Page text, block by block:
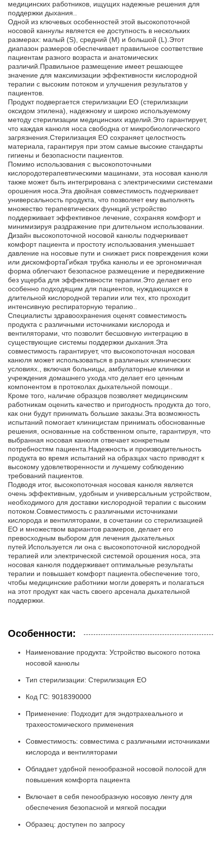
медицинских работников, ищущих надежные решения для
поддержки дыхания..
Одной из ключевых особенностей этой высокопоточной
носовой каннулы является ее доступность в нескольких
размерах: малый (S), средний (M) и большой (L).Этот
диапазон размеров обеспечивает правильное соответствие
пациентам разного возраста и анатомических
различий.Правильное размещение имеет решающее
значение для максимизации эффективности кислородной
терапии с высоким потоком и улучшения результатов у
пациентов.
Продукт подвергается стерилизации EO (стерилизации
оксидом этилена), надежному и широко используемому
методу стерилизации медицинских изделий.Это гарантирует,
что каждая канюля носа свободна от микробиологического
загрязнения.Стерилизация EO сохраняет целостность
материала, гарантируя при этом самые высокие стандарты
гигиены и безопасности пациентов.
Помимо использования с высокопоточными
кислородотерапевтическими машинами, эта носовая канюля
также может быть интегрирована с электрическими системами
орошения носа.Эта двойная совместимость подчеркивает
универсальность продукта, что позволяет ему выполнять
множество терапевтических функций.устройство
поддерживает эффективное лечение, сохраняя комфорт и
минимизируя раздражение при длительном использовании.
Дизайн высокопоточной носовой канюлы подчеркивает
комфорт пациента и простоту использования.уменьшает
давление на носовые пути и снижает риск повреждения кожи
или дискомфортаГибкая трубка канюлы и ее эргономичная
форма облегчают безопасное размещение и передвижение
без ущерба для эффективности терапии.Это делает его
особенно подходящим для пациентов, нуждающихся в
длительной кислородной терапии или тех, кто проходит
интенсивную респираторную терапию..
Специалисты здравоохранения оценят совместимость
продукта с различными источниками кислорода и
вентиляторами, что позволит бесшовную интеграцию в
существующие системы поддержки дыхания.Эта
совместимость гарантирует, что высокопоточная носовая
канюля может использоваться в различных клинических
условиях., включая больницы, амбулаторные клиники и
учреждения домашнего ухода.что делает его ценным
компонентом в протоколах дыхательной помощи..
Кроме того, наличие образцов позволяет медицинским
работникам оценить качество и пригодность продукта до того,
как они будут принимать большие заказы.Эта возможность
испытаний помогает клиницистам принимать обоснованные
решения, основанные на собственном опыте, гарантируя, что
выбранная носовая канюля отвечает конкретным
потребностям пациента.Надежность и производительность
продукта во время испытаний на образцах часто приводят к
высокому удовлетворенности и лучшему соблюдению
требований пациентов.
Подводя итог, высокопоточная носовая канюля является
очень эффективным, удобным и универсальным устройством,
необходимого для доставки кислородной терапии с высоким
потоком.Совместимость с различными источниками
кислорода и вентиляторами, в сочетании со стерилизацией
EO и множеством вариантов размеров, делает его
превосходным выбором для лечения дыхательных
путей.Используется ли она с высокопоточной кислородной
терапией или электрической системой орошения носа, эта
носовая канюля поддерживает оптимальные результаты
терапии и повышает комфорт пациента.обеспечение того,
чтобы медицинские работники могли доверять и полагаться
на этот продукт как часть своего арсенала дыхательной
поддержки.
Особенности:
Наименование продукта: Устройство высокого потока
носовой канюлы
Тип стерилизации: Стерилизация EO
Код ГС: 9018390000
Применение: Подходит для эндотрахеального и
трахеостомического применения
Совместимость: совместима с различными источниками
кислорода и вентиляторами
Обладает удобной пенообразной носовой полосой для
повышения комфорта пациента
Включает в себя пенообразную носовую ленту для
обеспечения безопасной и мягкой посадки
Образец: доступен по запросу